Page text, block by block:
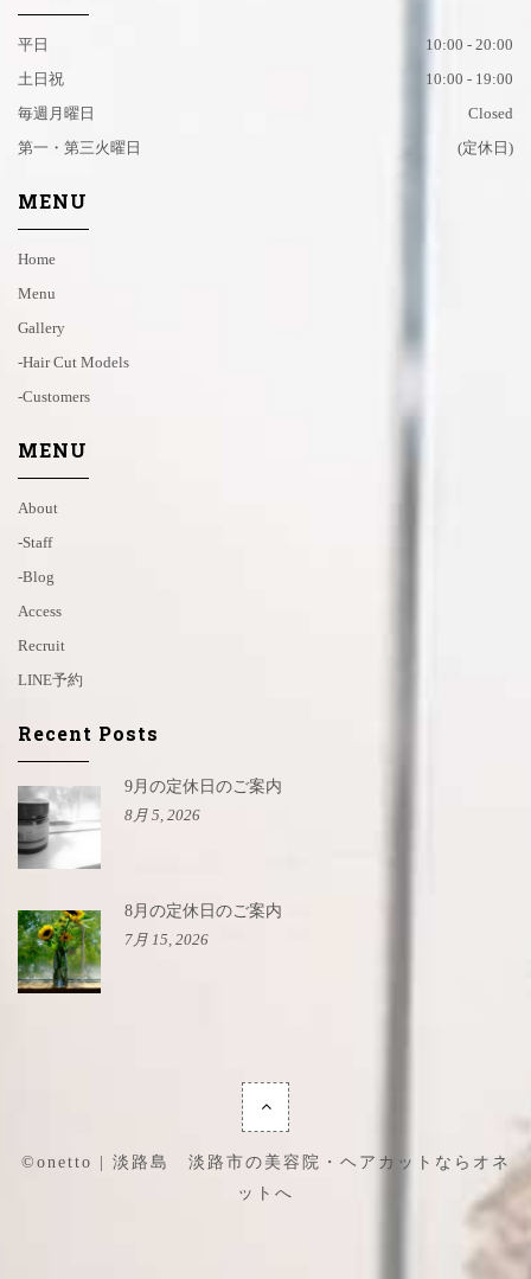
平日
10:00 - 20:00
土日祝
10:00 - 19:00
毎週月曜日
Closed
第一・第三火曜日
(定休日)
MENU
Home
Menu
Gallery
-hair Cut Models
-customers
MENU
About
-staff
-blog
Access
Recruit
LINE予約
Recent Posts
9月の定休日のご案内
8月 5, 2026
8月の定休日のご案内
7月 15, 2026
©onetto | 淡路島 淡路市の美容院・ヘアカットならオネ
ットへ